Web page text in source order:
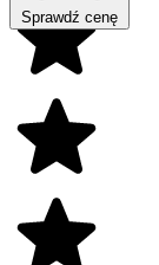
Sprawdź cenę